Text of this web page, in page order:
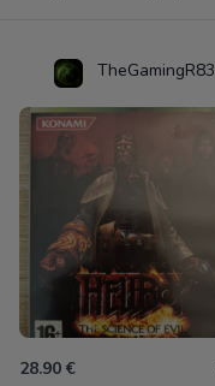
TheGamingR83
28.90 €